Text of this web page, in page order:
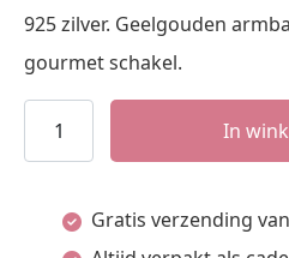
925 zilver. Geelgouden
gourmet schakel.
armband
dubbel
In
Gratis verzending